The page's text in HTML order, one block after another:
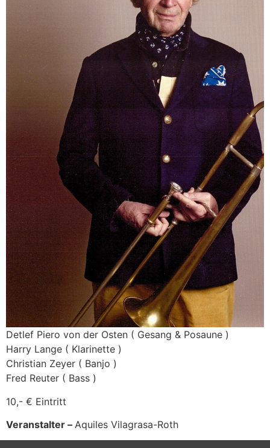
Detlef Piero von der Osten ( Gesang & Posaune )
Harry Lange ( Klarinette )
Christian Zeyer ( Banjo )
Fred Reuter ( Bass )
10,- € Eintritt
Veranstalter – Aquiles Vilagrasa-Roth